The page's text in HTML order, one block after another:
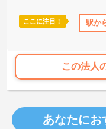
無資格OK 年間休日
ここに注目！ 駅か
この法人
あなたにお